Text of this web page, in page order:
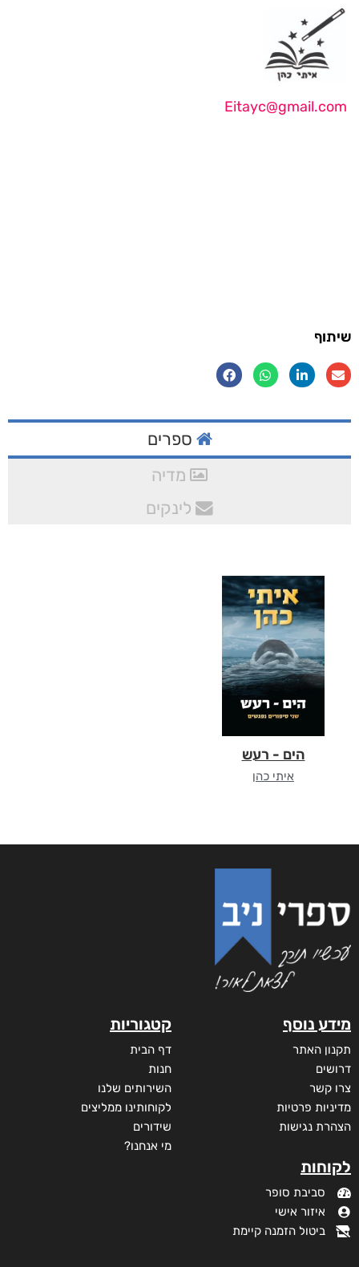
Eitayc@gmail.com
שיתוף
ספרים
מדיה
לינקים
הים - רעש
איתי כהן
מידע נוסף
תקנון האתר
דרושים
צרו קשר
מדיניות פרטיות
הצהרת נגישות
לקוחות
סביבת סופר
איזור אישי
ביטול הזמנה קיימת
קטגוריות
דף הבית
חנות
השירותים שלנו
לקוחותינו ממליצים
שידורים
מי אנחנו?